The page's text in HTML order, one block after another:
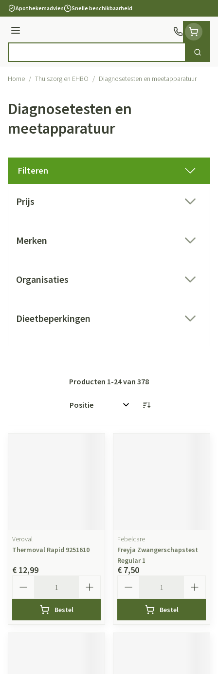
Ga naar de inhoud
Apothekersadvies Snelle beschikbaarheid
Menu
Zoek
Home / Thuiszorg en EHBO / Diagnosetesten en meetapparatuur
Diagnosetesten en
meetapparatuur
Filteren
Prijs
Merken
Organisaties
Dieetbeperkingen
Producten 1-24van 378
Sorteer op:
Veroval
Thermoval Rapid 9251610
€ 12,99
Bestel
Febelcare
Freyja Zwangerschapstest
Regular 1
€ 7,50
Bestel